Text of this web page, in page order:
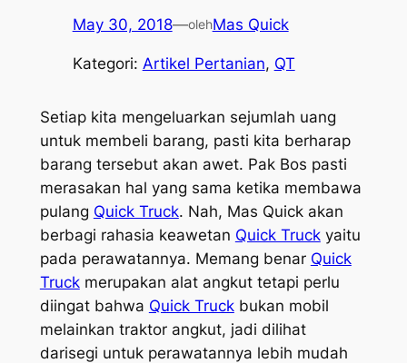
May 30, 2018—olehMas Quick
Kategori: Artikel Pertanian, QT
Setiap kita mengeluarkan sejumlah uang
untuk membeli barang, pasti kita berharap
barang tersebut akan awet. Pak Bos pasti
merasakan hal yang sama ketika membawa
pulang Quick Truck. Nah, Mas Quick akan
berbagi rahasia keawetan Quick Truckyaitu
pada perawatannya. Memang benar Quick
Truckmerupakan alat angkut tetapi perlu
diingat bahwa Quick Truckbukan mobil
melainkan traktor angkut, jadi dilihat
darisegi untuk perawatannya lebih mudah